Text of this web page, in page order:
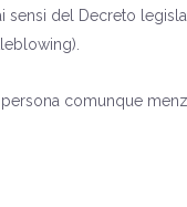
del Decreto
comunque